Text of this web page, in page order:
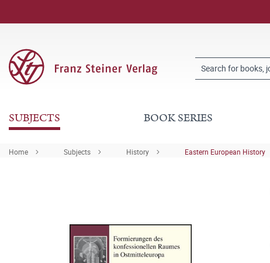
SUBJECTS BOOK SERIES
Home Subjects History Eastern European History